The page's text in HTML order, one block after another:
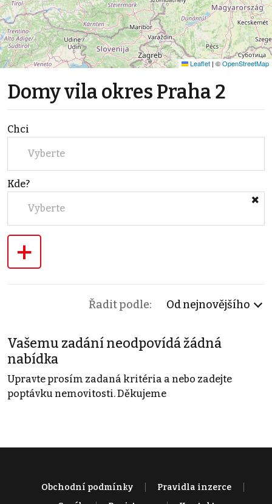
Leaflet | ©OpenStreetMap
Domy vila okres Praha 2
Chci
Vyberte
Kde?
Vyberte
+
Řadit podle: Od nejnovějšího
Vašemu zadání neodpovídá žádná
nabídka
Upravte prosím zadaná kritéria a nebo zadejte
poptávku nemovitosti. Děkujeme
Obchodní podmínky
Pravidla inzerce